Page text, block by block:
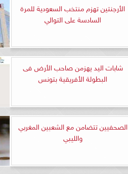
الأرجنتين تهزم منتخب السعودية للمرة
السادسة على التوالي
شابات اليد يهزمن صاحب الأرض فى
البطولة الأفريقية بتونس
الصحفيين تتضامن مع الشعبين المغربي
والليبي